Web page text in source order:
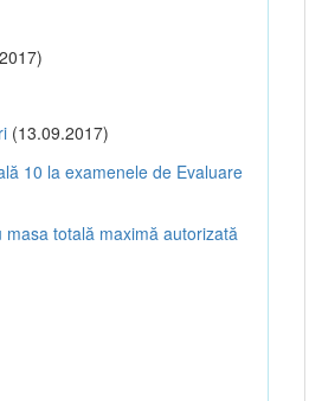
(13.09.2017)
10 la examenele de Evaluare
totală maximă autorizată